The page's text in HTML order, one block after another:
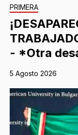
PRIMERA
- *Otra
5 Agosto 2026